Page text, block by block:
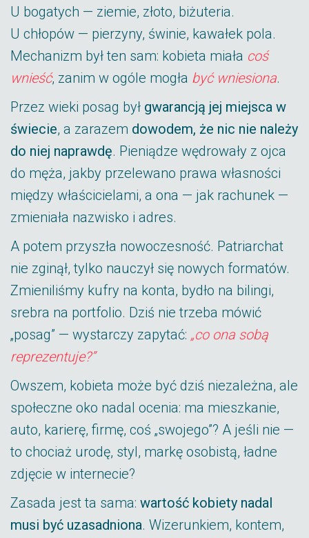
U bogatych — ziemie, złoto, biżuteria.
U chłopów — pierzyny, świnie, kawałek pola.
Mechanizm był ten sam: kobieta miała coś
wnieść, zanim w ogóle mogła być wniesiona.
Przez wieki posag był gwarancją jej miejsca w
świecie, a zarazem dowodem, że nic nie należy
do niej naprawdę. Pieniądze wędrowały z ojca
do męża, jakby przelewano prawa własności
między właścicielami, a ona — jak rachunek —
zmieniała nazwisko i adres.
A potem przyszła nowoczesność. Patriarchat
nie zginął, tylko nauczył się nowych formatów.
Zmieniliśmy kufry na konta, bydło na bilingi,
srebra na portfolio. Dziś nie trzeba mówić
„posag” — wystarczy zapytać: „co ona sobą
reprezentuje?”
Owszem, kobieta może być dziś niezależna, ale
społeczne oko nadal ocenia: ma mieszkanie,
auto, karierę, firmę, coś „swojego”? A jeśli nie —
to chociaż urodę, styl, markę osobistą, ładne
zdjęcie w internecie?
Zasada jest ta sama: wartość kobiety nadal
musi być uzasadniona. Wizerunkiem, kontem,